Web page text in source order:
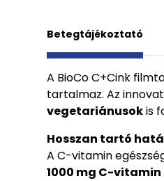
Betegtájékoztató
A BioCo C+Cink
tartalmaz. Az
vegetariánusokis
Hosszan tartó
A C-vitamin
1000 mg C-vitamin